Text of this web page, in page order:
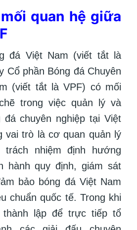
quan hệ giữa
đá Việt Nam (viết tắt là
Cổ phần Bóng đá Chuyên
(viết tắt là VPF) có mối
trong việc quản lý và
đá chuyên nghiệp tại Việt
vai trò là cơ quan quản lý
trách nhiệm định hướng
hành quy định, giám sát
bảo bóng đá Việt Nam
chuẩn quốc tế. Trong khi
lập để trực tiếp tổ